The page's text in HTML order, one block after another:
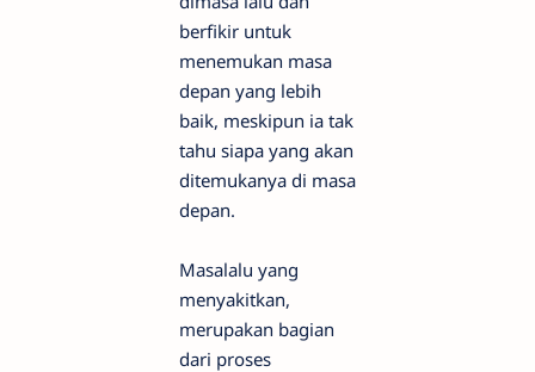
berfikir untuk
menemukan masa
depan yang lebih
baik, meskipun ia tak
tahu siapa yang akan
ditemukanya di masa
depan.
Masalalu yang
menyakitkan,
merupakan bagian
dari proses